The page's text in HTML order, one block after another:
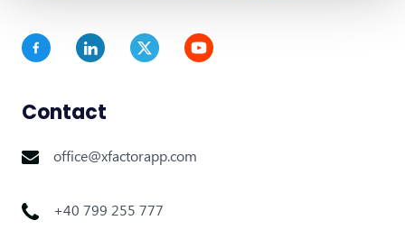
Contact
office@xfactorapp.com
+40 799 255 777